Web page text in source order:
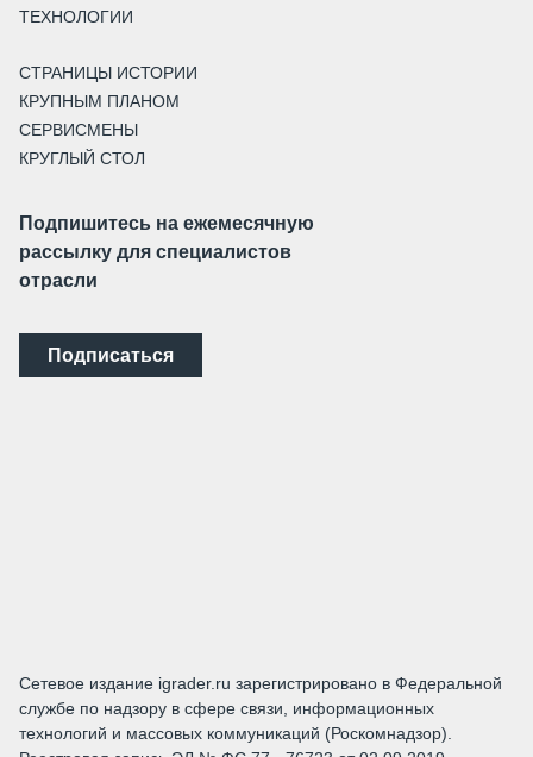
ТЕХНОЛОГИИ
СТРАНИЦЫ ИСТОРИИ
КРУПНЫМ ПЛАНОМ
СЕРВИСМЕНЫ
КРУГЛЫЙ СТОЛ
Подпишитесь на ежемесячную
рассылку для специалистов
отрасли
Подписаться
Сетевое издание igrader.ru зарегистрировано в Федеральной
службе по надзору в сфере связи, информационных
технологий и массовых коммуникаций (Роскомнадзор).